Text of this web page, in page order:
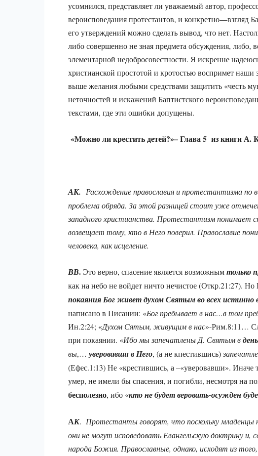
усомнился, представляет ли уважаемый автор,
вероисповедания протестантов, и конкретно—взгляд
его утверждений можно сделать вывод, что нет.
либо совершенно не зная предмета обсуждения, либо,
элементарной недобросовестности. Я искренне
христианской простотой и кротостью воспримет
выше желания любыми средствами защитить «честь
неточностей и искажений Баптистского
текстами, где эти ошибки допущены.
«Можно ли крестить детей?»–Глава 5 из книги А.
АК. Расхождение православия и протестантизма по
проблема обряда. За этой разницей стоит уже
западного христианства. Протестантизм понимает
возвещает тому, кто в Него поверил. Православие
человека, как исцеление.
ВВ. Это верно, спасение является возможнымтолько
как на небо не войдет ничто нечистое (Откр.21:27).
покаяния Бог живет духом Святым во всех истинно
написано в Писании: «Бог пребывает в нас…в том
Ин.2:24; «Духом Сятым, живущим в нас»-Рим.8:11…
при покаянии. «Ибо мы запечатлены Д. Святым в
вы,… уверовавши в Него, (а не кпестившись)
(Ефес.1:13) Не «крестившись, а –«уверовавши». Иначе
умер, не имели бы спасения, и погибли, несмотря на
бесполезно, ибо «кто не будет веровать-осужден
АК. Протестанты говорят, что поскольку младенцы
они не могут исповедовать Евангельскую доктрину
народа Божия. Православные, однако, исходят из